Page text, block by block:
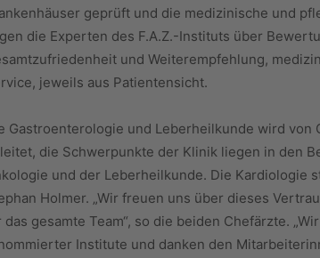
geprüft und die medizinische und
die Experten des F.A.Z.-Instituts über
und Weiterempfehlung,
jeweils aus Patientensicht.
Gastroenterologie und Leberheilkunde wird von
die Schwerpunkte der Klinik liegen in den
und der Leberheilkunde. Die Kardiologie
Holmer. „Wir freuen uns über dieses
das gesamte Team“, so die beiden Chefärzte.
Institute und danken den